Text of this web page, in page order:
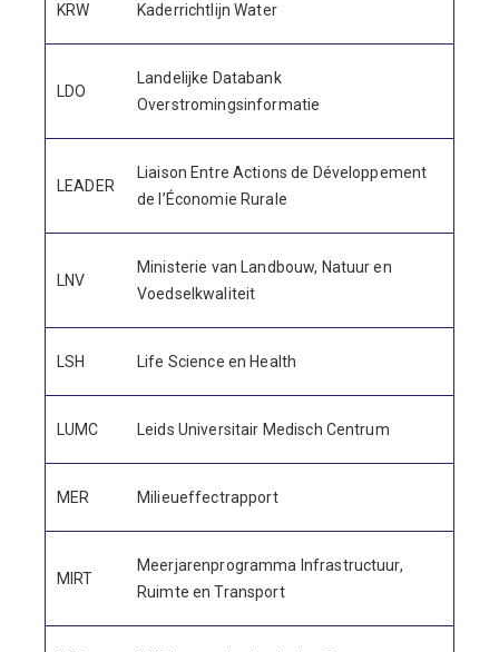
KRW Kaderrichtlijn Water
LDO
Landelijke Databank
Overstromingsinformatie
LEADER
Liaison Entre Actions de Développement
de l’Économie Rurale
LNV
Ministerie van Landbouw, Natuur en
Voedselkwaliteit
LSH Life Science en Health
LUMC Leids Universitair Medisch Centrum
MER Milieueffectrapport
MIRT
Meerjarenprogramma Infrastructuur,
Ruimte en Transport